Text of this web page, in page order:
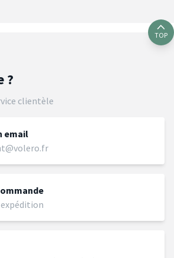
TOP
?
clientèle
email